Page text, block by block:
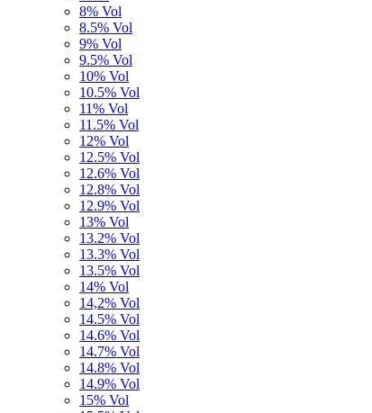
8% Vol
8.5% Vol
9% Vol
9.5% Vol
10% Vol
10.5% Vol
11% Vol
11.5% Vol
12% Vol
12.5% Vol
12.6% Vol
12.8% Vol
12.9% Vol
13% Vol
13.2% Vol
13.3% Vol
13.5% Vol
14% Vol
14,2% Vol
14.5% Vol
14.6% Vol
14.7% Vol
14.8% Vol
14.9% Vol
15% Vol